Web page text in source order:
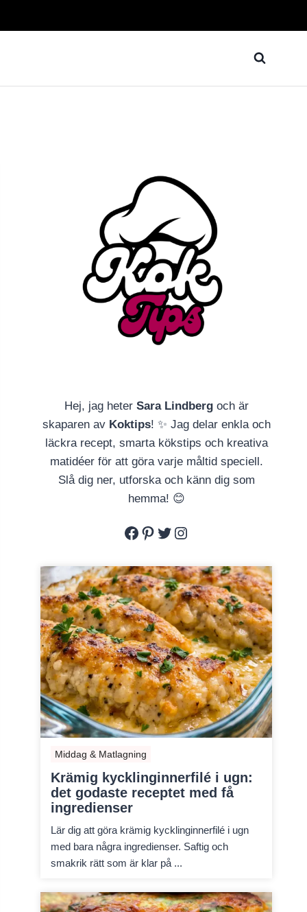
Hej, jag heter Sara Lindbergoch är
skaparen av Koktips! ✨ Jag delar enkla och
läckra recept, smarta kökstips och kreativa
matidéer för att göra varje måltid speciell.
Slå dig ner, utforska och känn dig som
hemma! 😊
Facebook
Pinterest
Twitter
Instagram
Middag & Matlagning
Krämig kycklinginnerfilé i ugn:
det godaste receptet med få
ingredienser
Lär dig att göra krämig kycklinginnerfilé i ugn
med bara några ingredienser. Saftig och
smakrik rätt som är klar på ...